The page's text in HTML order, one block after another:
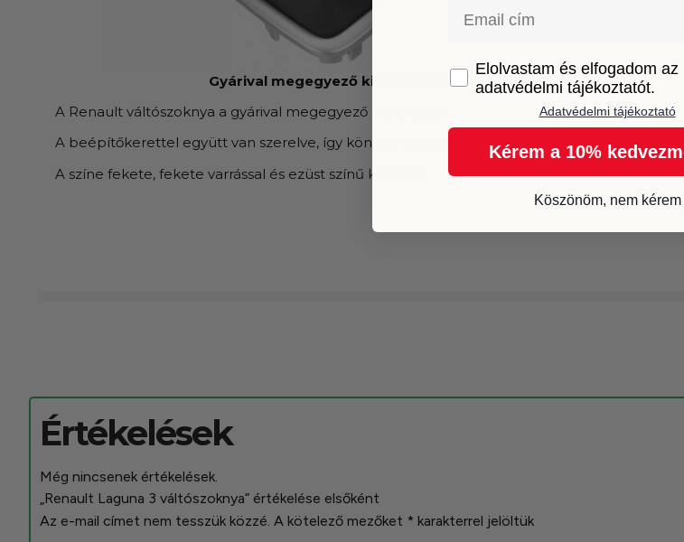
Gyárival megegyező kialakítású!
A Renault váltószoknya a gyárival megegyező kialakítású.
A beépítőkerettel együtt van szerelve, így könnyen cserélhető.
A színe fekete, fekete varrással és ezüst színű kerettel.
Értékelések
Még nincsenek értékelések.
„Renault Laguna 3 váltószoknya” értékelése elsőként
Az e-mail címet nem tesszük közzé. A kötelező mezőket * karakterrel jelöltük
GDPRElolvastam és elfogadom az
adatvédelmi tájékoztatót.
Adatvédelmi tájékoztató
Kérem a 10%
Köszönöm, nem kérem